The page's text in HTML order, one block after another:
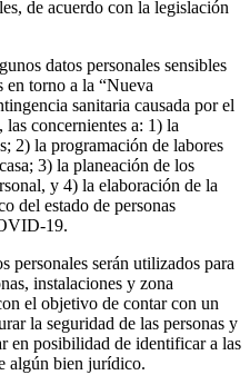
de acuerdo con la legislación
datos personales sensibles
en torno a la “Nueva
sanitaria causada por el
concernientes a: 1) la
2) la programación de labores
3) la planeación de los
y 4) la elaboración de la
del estado de personas
19.
personales serán utilizados para
instalaciones y zona
el objetivo de contar con un
la seguridad de las personas y
en posibilidad de identificar a las
algún bien jurídico.